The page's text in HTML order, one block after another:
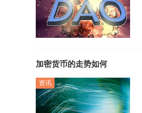
加密货币的走势如何